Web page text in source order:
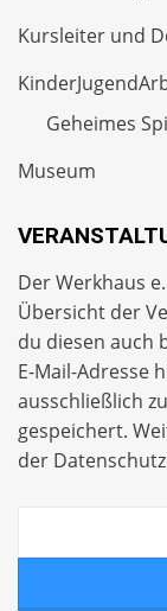
Kursleiter und
Geheimes
Museum
Der Werkhaus
Übersicht der
du diesen auch
E-Mail-Adresse
ausschließlich
gespeichert.
der